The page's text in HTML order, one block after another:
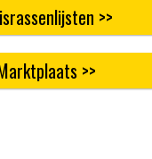
>>
>>